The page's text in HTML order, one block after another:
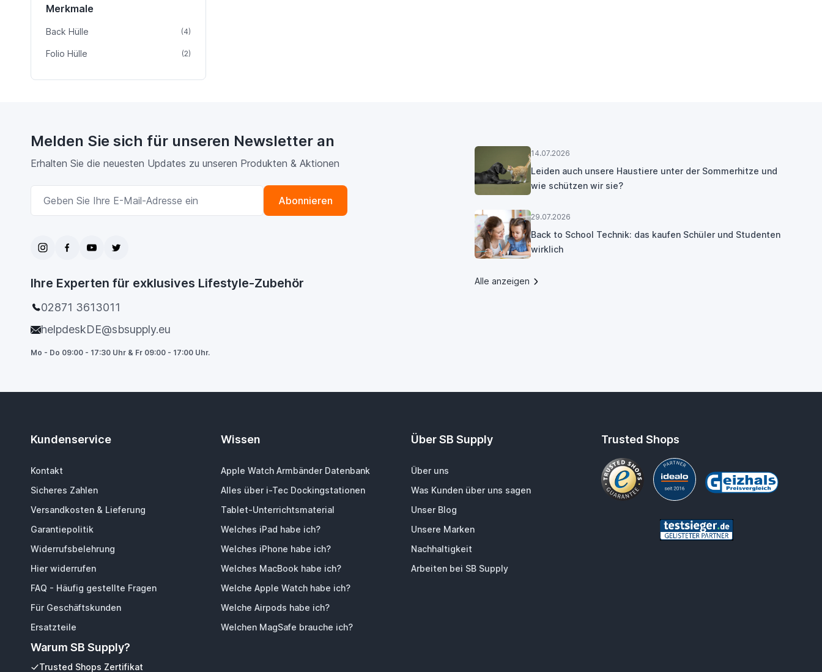
Merkmale
Back Hülle (4)Artikel
Folio Hülle (2)Artikel
Melden Sie sich für unseren Newsletter an
Erhalten Sie die neuesten Updates zu unseren Produkten & Aktionen
Abonnieren
Ihre Experten für exklusives Lifestyle-Zubehör
02871 3613011
helpdeskDE@sbsupply.eu
Mo - Do 09:00 - 17:30 Uhr & Fr 09:00 - 17:00 Uhr.
14.07.2026
Leiden auch unsere Haustiere unter der Sommerhitze und
wie schützen wir sie?
29.07.2026
Back to School Technik: das kaufen Schüler und Studenten
wirklich
Alle anzeigen
Kundenservice
Kontakt
Sicheres Zahlen
Versandkosten & Lieferung
Garantiepolitik
Widerrufsbelehrung
Hier widerrufen
FAQ - Häufig gestellte Fragen
Für Geschäftskunden
Ersatzteile
Warum SB Supply?
Trusted Shops Zertifikat
Wissen
Apple Watch Armbänder Datenbank
Alles über i-Tec Dockingstationen
Tablet-Unterrichtsmaterial
Welches iPad habe ich?
Welches iPhone habe ich?
Welches MacBook habe ich?
Welche Apple Watch habe ich?
Welche Airpods habe ich?
Welchen MagSafe brauche ich?
Über SB Supply
Über uns
Was Kunden über uns sagen
Unser Blog
Unsere Marken
Nachhaltigkeit
Arbeiten bei SB Supply
Trusted Shops